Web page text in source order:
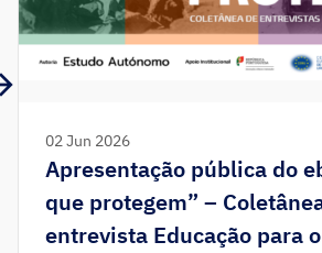
02 Jun 2026
Apresentação pública do
que protegem” –
entrevista Educação para